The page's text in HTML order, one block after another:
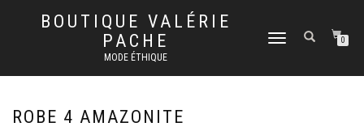
BOUTIQUE VALÉRIE
PACHE
MODE ÉTHIQUE
DÉPLIER
0
ROBE 4 AMAZONITE